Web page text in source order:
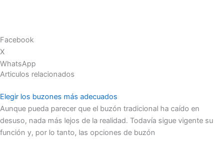
Facebook
X
WhatsApp
Articulos relacionados
Elegir los buzones más adecuados
Aunque pueda parecer que el buzón tradicional ha caído en
desuso, nada más lejos de la realidad. Todavía sigue vigente su
función y, por lo tanto, las opciones de buzón